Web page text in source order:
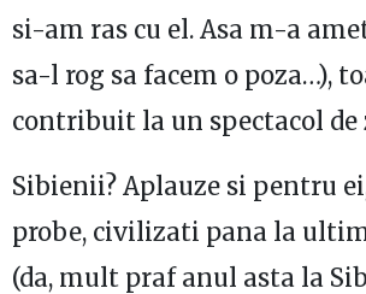
si-am ras cu el. Asa m-a
sa-l rog sa facem o poza…),
contribuit la un spectacol de
Sibienii? Aplauze si pentru
probe, civilizati pana la
(da, mult praf anul asta la